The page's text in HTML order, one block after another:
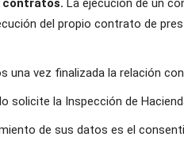
contratos. La ejecución de un
del propio contrato de
una vez finalizada la relación
la Inspección de
de sus datos es el